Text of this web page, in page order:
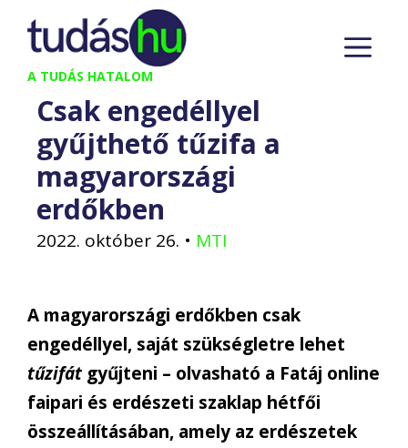
Kilépés
tartalomba
A TUDÁS HATALOM
Csak engedéllyel
gyűjthető tűzifa a
magyarországi
erdőkben
2022. október 26. • MTI
A magyarországi erdőkben csak
engedéllyel, saját szükségletre lehet
tűzifát gyűjteni – olvasható a Fatáj online
faipari és erdészeti szaklap hétfői
összeállításában, amely az erdészetek